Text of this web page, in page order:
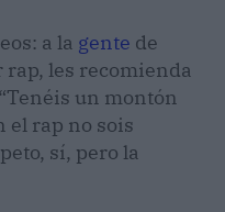
a la gente de
rap, les recomienda
un montón
el rap no sois
sí, pero la